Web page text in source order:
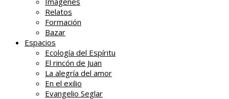
Relatos
Formación
Bazar
Espacios
Ecología del Espíritu
El rincón de Juan
La alegría del amor
En el exilio
Evangelio Seglar